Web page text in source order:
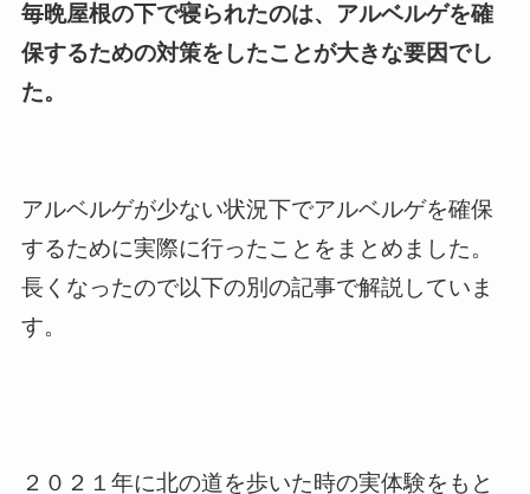
毎晩屋根の下で寝られたのは、アルベルゲを確
保するための対策をしたことが大きな要因でし
た。
アルベルゲが少ない状況下でアルベルゲを確保
するために実際に行ったことをまとめました。
長くなったので以下の別の記事で解説していま
す。
２０２１年に北の道を歩いた時の実体験をもと